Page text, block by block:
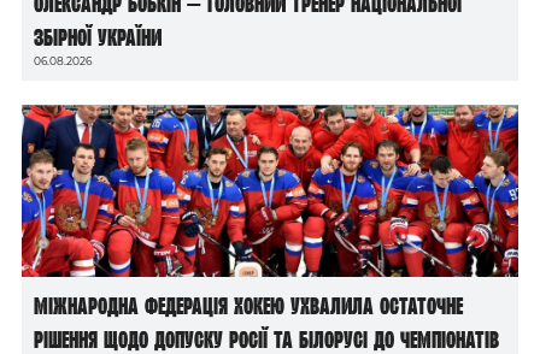
збірної України
06.08.2026
Міжнародна федерація хокею ухвалила остаточне
рішення щодо допуску росії та білорусі до чемпіонатів